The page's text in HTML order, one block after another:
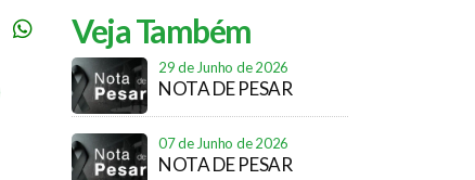
Veja Também
29 de Junho de 2026
NOTA DE PESAR
07 de Junho de 2026
NOTA DE PESAR